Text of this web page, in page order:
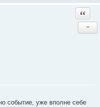
−
событие, уже вполне себе